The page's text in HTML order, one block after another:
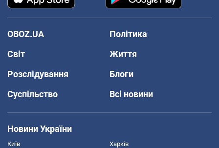
OBOZ.UA
Політика
Світ
Життя
Розслідування
Блоги
Суспільство
Всі новини
Новини України
Київ Харків